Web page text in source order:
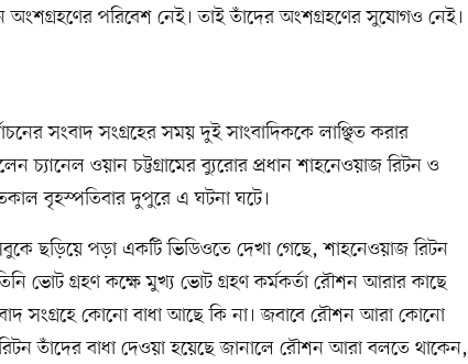
অংশগ্রহণের পরিবেশ নেই। তাই তাঁদের অংশগ্রহণের সুযোগও নেই।
সংবাদ সংগ্রহের সময় দুই সাংবাদিককে লাঞ্ছিত করার
চ্যানেল ওয়ান চট্টগ্রামের ব্যুরোর প্রধান শাহনেওয়াজ রিটন ও
বৃহস্পতিবার দুপুরে এ ঘটনা ঘটে।
ছড়িয়ে পড়া একটি ভিডিওতে দেখা গেছে, শাহনেওয়াজ রিটন
ভোট গ্রহণ কক্ষে মুখ্য ভোট গ্রহণ কর্মকর্তা রৌশন আরার কাছে
সংগ্রহে কোনো বাধা আছে কি না। জবাবে রৌশন আরা কোনো
তাঁদের বাধা দেওয়া হয়েছে জানালে রৌশন আরা বলতে থাকেন,